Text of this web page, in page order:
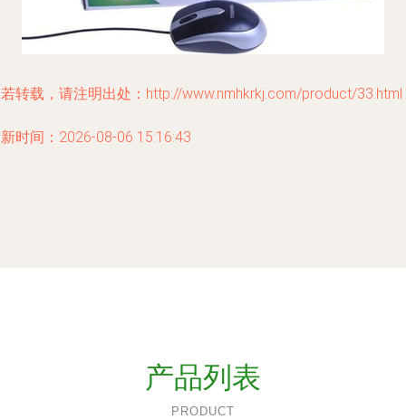
转载，请注明出处：http://www.nmhkrkj.com/product/33.html
时间：2026-08-06 15:16:43
产品列表
PRODUCT